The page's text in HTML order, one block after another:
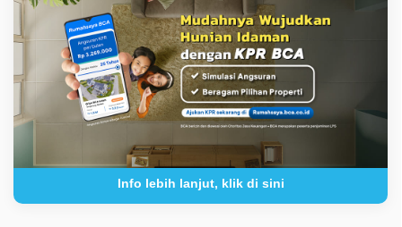
Info lebih lanjut, klik di sini